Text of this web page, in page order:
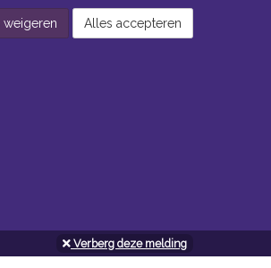
Verberg deze melding
doe-het-zelf
weigeren Alles accepteren